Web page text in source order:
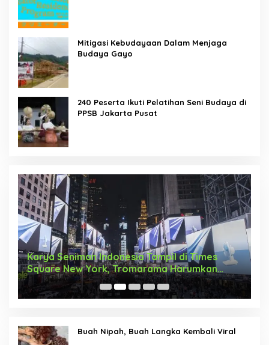
Mitigasi Kebudayaan Dalam Menjaga
Budaya Gayo
240 Peserta Ikuti Pelatihan Seni Budaya di
PPSB Jakarta Pusat
Tari Menongkah Menyongsong Arus Hadir
Dengan Wajah Baru
Buah Nipah, Buah Langka Kembali Viral